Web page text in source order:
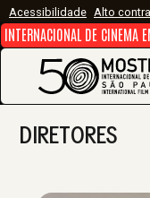
Acessibilidade Alto
DE
DIRETORES